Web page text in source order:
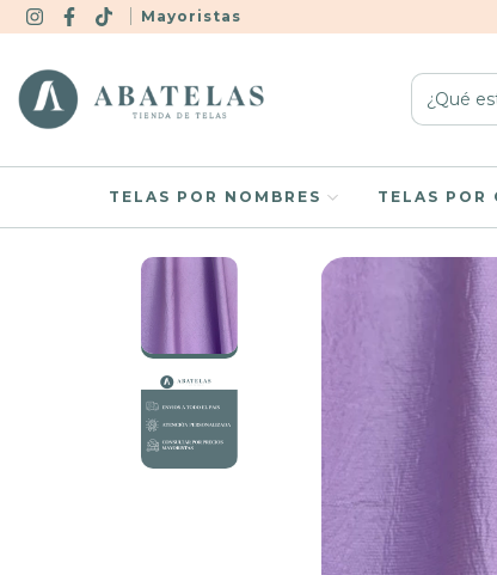
Mayoristas
TELAS POR NOMBRES TELAS POR